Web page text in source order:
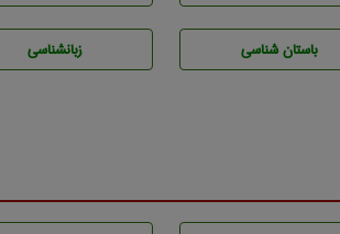
باستان شناسی زبانشناسی